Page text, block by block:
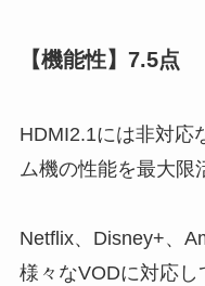
【機能性】7.5点
HDMI2.1には非対応
ム機の性能を最大限
Netflix、Disney+、
様々なVODに対応し